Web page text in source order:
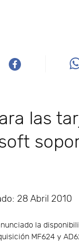
las
28 Abril 2010
la
MF624 y